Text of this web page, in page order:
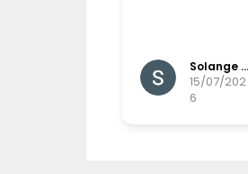
Solange Winands
15/07/202
6